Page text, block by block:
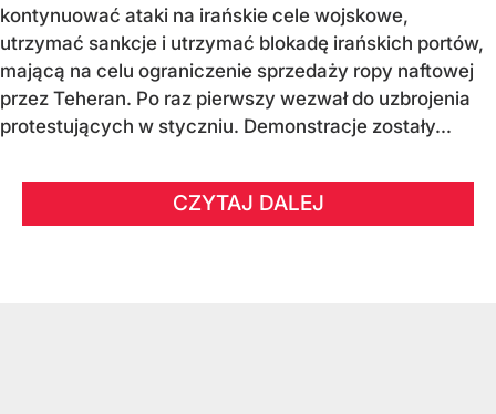
kontynuować ataki na irańskie cele wojskowe,
utrzymać sankcje i utrzymać blokadę irańskich portów,
mającą na celu ograniczenie sprzedaży ropy naftowej
przez Teheran. Po raz pierwszy wezwał do uzbrojenia
protestujących w styczniu. Demonstracje zostały...
CZYTAJ DALEJ